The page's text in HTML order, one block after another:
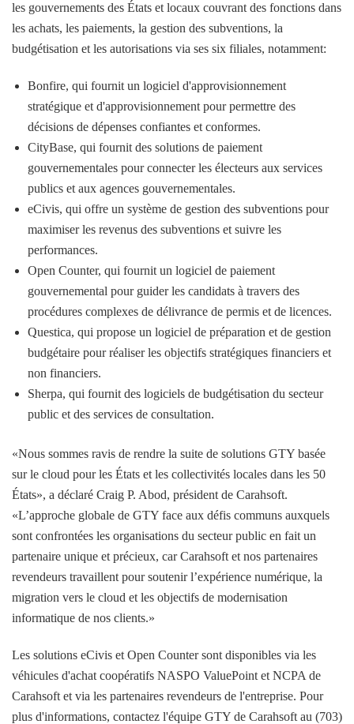
les gouvernements des États et locaux couvrant des fonctions dans
les achats, les paiements, la gestion des subventions, la
budgétisation et les autorisations via ses six filiales, notamment:
Bonfire, qui fournit un logiciel d'approvisionnement
stratégique et d'approvisionnement pour permettre des
décisions de dépenses confiantes et conformes.
CityBase, qui fournit des solutions de paiement
gouvernementales pour connecter les électeurs aux services
publics et aux agences gouvernementales.
eCivis, qui offre un système de gestion des subventions pour
maximiser les revenus des subventions et suivre les
performances.
Open Counter, qui fournit un logiciel de paiement
gouvernemental pour guider les candidats à travers des
procédures complexes de délivrance de permis et de licences.
Questica, qui propose un logiciel de préparation et de gestion
budgétaire pour réaliser les objectifs stratégiques financiers et
non financiers.
Sherpa, qui fournit des logiciels de budgétisation du secteur
public et des services de consultation.
«Nous sommes ravis de rendre la suite de solutions GTY basée
sur le cloud pour les États et les collectivités locales dans les 50
États», a déclaré Craig P. Abod, président de Carahsoft.
«L’approche globale de GTY face aux défis communs auxquels
sont confrontées les organisations du secteur public en fait un
partenaire unique et précieux, car Carahsoft et nos partenaires
revendeurs travaillent pour soutenir l’expérience numérique, la
migration vers le cloud et les objectifs de modernisation
informatique de nos clients.»
Les solutions eCivis et Open Counter sont disponibles via les
véhicules d'achat coopératifs NASPO ValuePoint et NCPA de
Carahsoft et via les partenaires revendeurs de l'entreprise. Pour
plus d'informations, contactez l'équipe GTY de Carahsoft au (703)